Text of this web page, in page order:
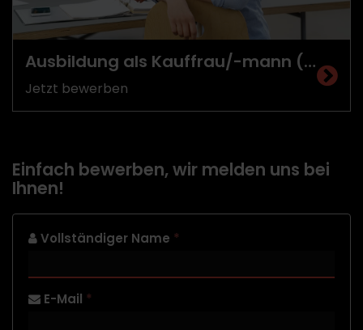
Ausbildung als Kauffrau/-mann (m/w/d)
Jetzt bewerben
Einfach bewerben, wir melden uns bei
Ihnen!
Vollständiger Name *
E-Mail *